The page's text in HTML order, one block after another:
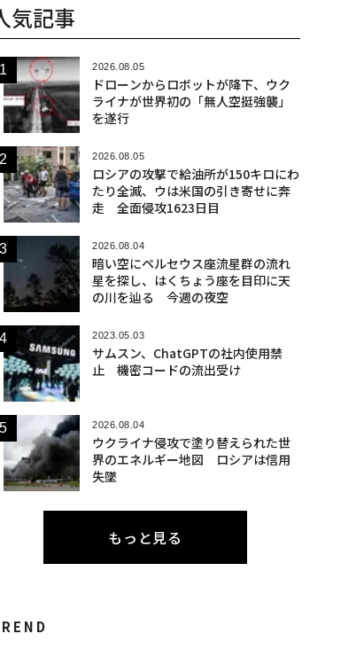
気記事
2026.08.05
ドローンからロボットが降下、ウク
ライナが世界初の「無人空挺強襲」
を遂行
2026.08.05
ロシアの攻撃で給油所が150キロにわ
たり全滅、ウは米国の引き寄せに奔
走 全面侵攻1623日目
2026.08.04
暗い空にペルセウス座流星群の流れ
星を探し、はくちょう座を目印に天
の川を辿る 今週の夜空
2023.05.03
サムスン、ChatGPTの社内使用禁
止 機密コードの流出受け
2026.08.04
ウクライナ侵攻で塗り替えられた世
界のエネルギー地図 ロシアは信用
失墜
もっと見る